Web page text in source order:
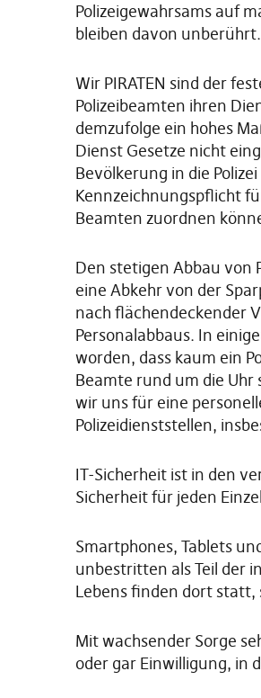
Polizeigewahrsams auf
bleiben davon unberührt.
Wir PIRATEN sind der
Polizeibeamten ihren
demzufolge ein hohes
Dienst Gesetze nicht
Bevölkerung in die
Kennzeichnungspflicht
Beamten zuordnen
Den stetigen Abbau von
eine Abkehr von der
nach flächendeckender
Personalabbaus. In
worden, dass kaum ein
Beamte rund um die
wir uns für eine
Polizeidienststellen,
IT-Sicherheit ist in den
Sicherheit für jeden
Smartphones, Tablets
unbestritten als Teil der
Lebens finden dort statt,
Mit wachsender Sorge
oder gar Einwilligung, in